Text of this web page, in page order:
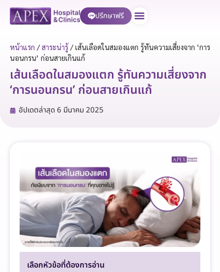
ปรึกษาฟรี
หน้าแรก /สาระน่ารู้/เส้นเลือดในสมองแตก รู้ทันความเสี่ยงจาก ‘การ
นอนกรน’ ก่อนสายเกินแก้
เส้นเลือดในสมองแตก รู้ทันความเสี่ยงจาก
‘การนอนกรน’ ก่อนสายเกินแก้
อัปเดตล่าสุด 6 มีนาคม 2025
เลือกหัวข้อที่ต้องการอ่าน